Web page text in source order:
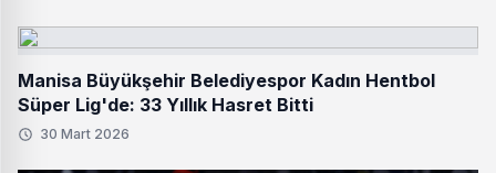
Manisa Büyükşehir Belediyespor Kadın Hentbol
Süper Lig'de: 33 Yıllık Hasret Bitti
30 Mart 2026